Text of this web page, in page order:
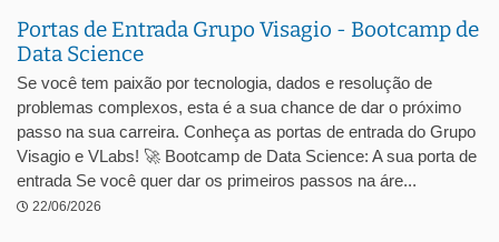
Portas de Entrada Grupo Visagio - Bootcamp de
Data Science
Se você tem paixão por tecnologia, dados e resolução de
problemas complexos, esta é a sua chance de dar o próximo
passo na sua carreira. Conheça as portas de entrada do Grupo
Visagio e VLabs! 🚀 Bootcamp de Data Science: A sua porta de
entrada Se você quer dar os primeiros passos na áre...
22/06/2026